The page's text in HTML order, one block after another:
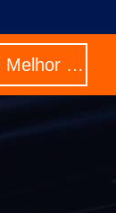
Obtenha O Melhor Preço